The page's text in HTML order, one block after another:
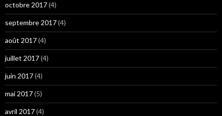
octobre 2017(4)
septembre 2017(4)
août 2017(4)
juillet 2017(4)
juin 2017(4)
mai 2017(5)
avril 2017(4)